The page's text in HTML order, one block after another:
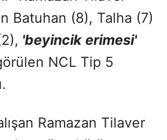
Batuhan (8), Talha (7)
'beyincik erimesi'
NCL Tip 5
Ramazan Tilaver